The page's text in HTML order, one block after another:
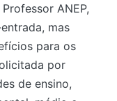
ANEP,
mas
para os
por
de ensino,